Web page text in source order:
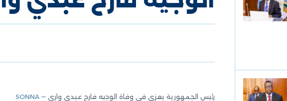
رئيس الجمهورية يعزي في وفاة الوجيه فارح عبدي واري— SONNA